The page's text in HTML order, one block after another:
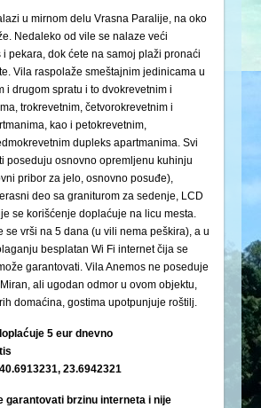
u mirnom delu Vrasna Paralije, na oko
Nedaleko od vile se nalaze veći
i pekara, dok ćete na samoj plaži pronaći
Vila raspolaže smeštajnim jedinicama u
i drugom spratu i to dvokrevetnim i
trokrevetnim, četvorokrevetnim i
kao i petokrevetnim,
dupleks apartmanima. Svi
poseduju osnovno opremljenu kuhinju
pribor za jelo, osnovno posuđe),
deo sa graniturom za sedenje, LCD
se korišćenje doplaćuje na licu mesta.
se vrši na 5 dana (u vili nema peškira), a u
besplatan Wi Fi internet čija se
garantovati. Vila Anemos ne poseduje
ali ugodan odmor u ovom objektu,
domaćina, gostima upotpunjuje roštilj.
5 eur dnevno
23.6942321
garantovati brzinu interneta i nije